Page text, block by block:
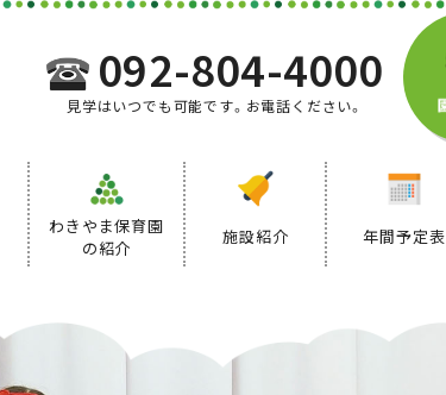
092-804-4000
見学はいつでも可能です。お電話ください。
わきやま保育園
の紹介
施設紹介 年間予定表